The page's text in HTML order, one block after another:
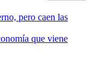
pero caen las
que viene